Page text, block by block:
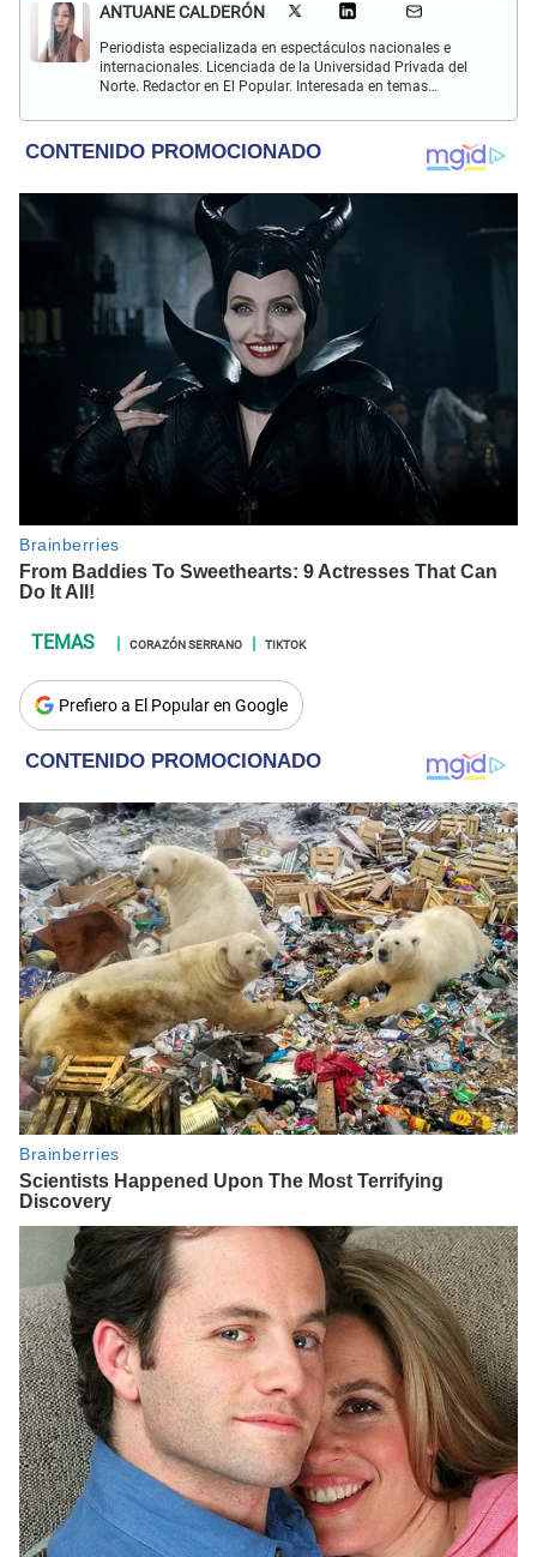
ANTUANE CALDERÓN
Periodista especializada en espectáculos nacionales e
internacionales. Licenciada de la Universidad Privada del
Norte. Redactor en El Popular. Interesada en temas
y televisión.
CORAZÓN SERRANO TIKTOK
Prefiero a El Popular en Google